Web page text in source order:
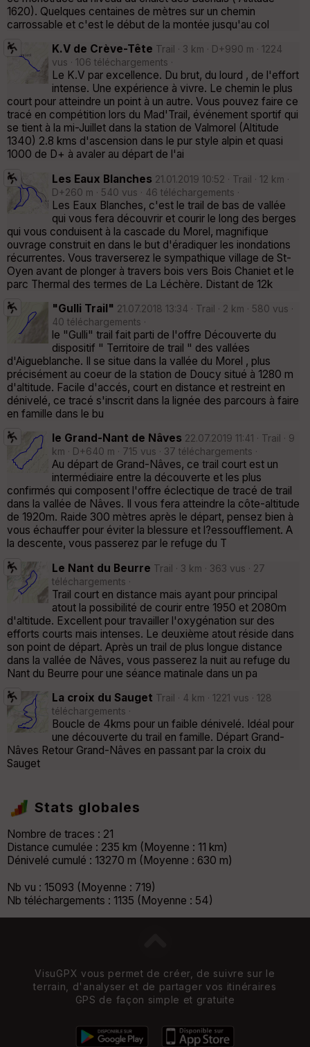
1620). Quelques centaines de mètres sur un chemin
carrossable et c'est le début de la montée jusqu'au col
K.V de Crève-Tête Trail · 3 km · D+990 m · 1224
vus · 106 téléchargements ·
Le K.V par excellence. Du brut, du lourd , de l'effort
intense. Une expérience à vivre. Le chemin le plus
court pour atteindre un point à un autre. Vous pouvez faire ce
tracé en compétition lors du Mad'Trail, événement sportif qui
se tient à la mi-Juillet dans la station de Valmorel (Altitude
1340) 2.8 kms d'ascension dans le pur style alpin et quasi
1000 de D+ à avaler au départ de l'ai
Les Eaux Blanches 21.01.2019 10:52 · Trail · 12 km ·
D+260 m · 540 vus · 46 téléchargements ·
Les Eaux Blanches, c'est le trail de bas de vallée
qui vous fera découvrir et courir le long des berges
qui vous conduisent à la cascade du Morel, magnifique
ouvrage construit en dans le but d'éradiquer les inondations
récurrentes. Vous traverserez le sympathique village de St-
Oyen avant de plonger à travers bois vers Bois Chaniet et le
parc Thermal des termes de La Léchère. Distant de 12k
"Gulli Trail" 21.07.2018 13:34 · Trail · 2 km · 580 vus ·
40 téléchargements ·
le "Gulli" trail fait parti de l'offre Découverte du
dispositif " Territoire de trail " des vallées
d'Aigueblanche. Il se situe dans la vallée du Morel , plus
précisément au coeur de la station de Doucy situé à 1280 m
d'altitude. Facile d'accés, court en distance et restreint en
dénivelé, ce tracé s'inscrit dans la lignée des parcours à faire
en famille dans le bu
le Grand-Nant de Nâves 22.07.2019 11:41 · Trail · 9
km · D+640 m · 715 vus · 37 téléchargements ·
Au départ de Grand-Nâves, ce trail court est un
intermédiaire entre la découverte et les plus
confirmés qui composent l'offre éclectique de tracé de trail
dans la vallée de Nâves. Il vous fera atteindre la côte-altitude
de 1920m. Raide 300 mètres après le départ, pensez bien à
vous échauffer pour éviter la blessure et l?essoufflement. A
la descente, vous passerez par le refuge du T
Le Nant du Beurre Trail · 3 km · 363 vus · 27
téléchargements ·
Trail court en distance mais ayant pour principal
atout la possibilité de courir entre 1950 et 2080m
d'altitude. Excellent pour travailler l'oxygénation sur des
efforts courts mais intenses. Le deuxième atout réside dans
son point de départ. Après un trail de plus longue distance
dans la vallée de Nâves, vous passerez la nuit au refuge du
Nant du Beurre pour une séance matinale dans un pa
La croix du Sauget Trail · 4 km · 1221 vus · 128
téléchargements ·
Boucle de 4kms pour un faible dénivelé. Idéal pour
une découverte du trail en famille. Départ Grand-
Nâves Retour Grand-Nâves en passant par la croix du
Sauget
Stats globales
Nombre de traces : 21
Distance cumulée : 235 km (Moyenne : 11 km)
Dénivelé cumulé : 13270 m (Moyenne : 630 m)
Nb vu : 15093 (Moyenne : 719)
Nb téléchargements : 1135 (Moyenne : 54)
VisuGPX vous permet de créer, de suivre sur le
terrain, d'analyser et de partager vos itinéraires
GPS de façon simple et gratuite